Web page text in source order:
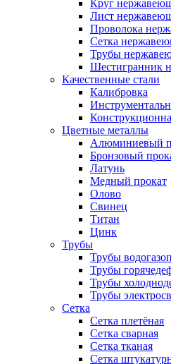
Круг
Лист
Проволока
Сетка
Трубы
Шестигранник
Качественные стали
Калибровка
Цветные металлы
Алюминиевый
Бронзовый
Латунь
Медный прокат
Олово
Свинец
Титан
Цинк
Трубы
Трубы
Трубы
Трубы
Трубы
Сетка
Сетка плетёная
Сетка сварная
Сетка тканая
Сетка